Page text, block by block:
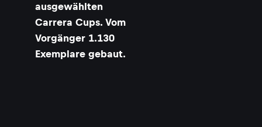
ausgewählten
Carrera Cups. Vom
Vorgänger 1.130
Exemplare gebaut.